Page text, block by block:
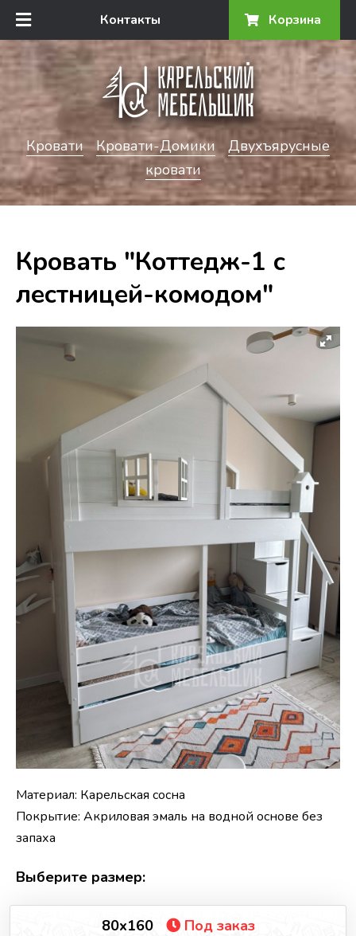
Контакты Корзина
Кровати Кровати-Домики
Двухъярусные
кровати
Кровать "Коттедж-1 с
лестницей-комодом"
Материал: Карельская сосна
Покрытие: Акриловая эмаль на водной основе без
запаха
Выберите размер:
80х160
Под заказ